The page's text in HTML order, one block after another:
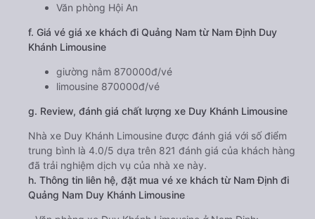
Văn phòng Hội An
f. Giá vé giá xe khách đi Quảng Nam từ Nam Định Duy
Khánh Limousine
giường nằm 870000đ/vé
limousine 870000đ/vé
g. Review, đánh giá chất lượng xe Duy Khánh Limousine
Nhà xe Duy Khánh Limousine được đánh giá với số điểm
trung bình là 4.0/5 dựa trên 821 đánh giá của khách hàng
đã trải nghiệm dịch vụ của nhà xe này.
h. Thông tin liên hệ, đặt mua vé xe khách từ Nam Định đi
Quảng Nam Duy Khánh Limousine